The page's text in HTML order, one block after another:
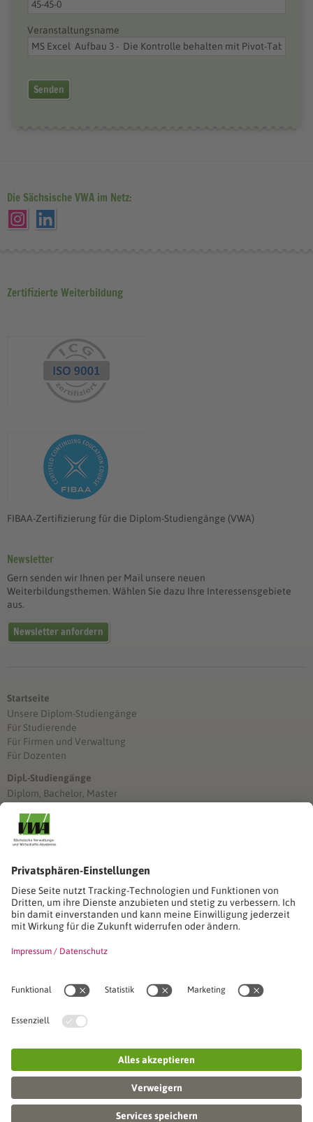
Veranstaltungsname
Senden
Die Sächsische VWA im Netz:
Zertifizierte Weiterbildung
FIBAA-Zertifizierung für die Diplom-Studiengänge (VWA)
Newsletter
Gern senden wir Ihnen per Mail unsere neuen
Weiterbildungsthemen. Wählen Sie dazu Ihre Interessensgebiete
aus.
Newsletter anfordern
Startseite
Unsere Diplom-Studiengänge
Für Studierende
Für Firmen und Verwaltung
Für Dozenten
Dipl.-Studiengänge
Diplom, Bachelor, Master
Stimmen unserer Absolventinnen und Absolventen
Stimmen unserer Absolventinnen und Absolventen
Seminare
Seminardatenbank
Inhouseanfragen
Seminarreihen
VWA stellt sich vor
Unser SVWA-Team
Veranstaltungsorte und Raumanmietung